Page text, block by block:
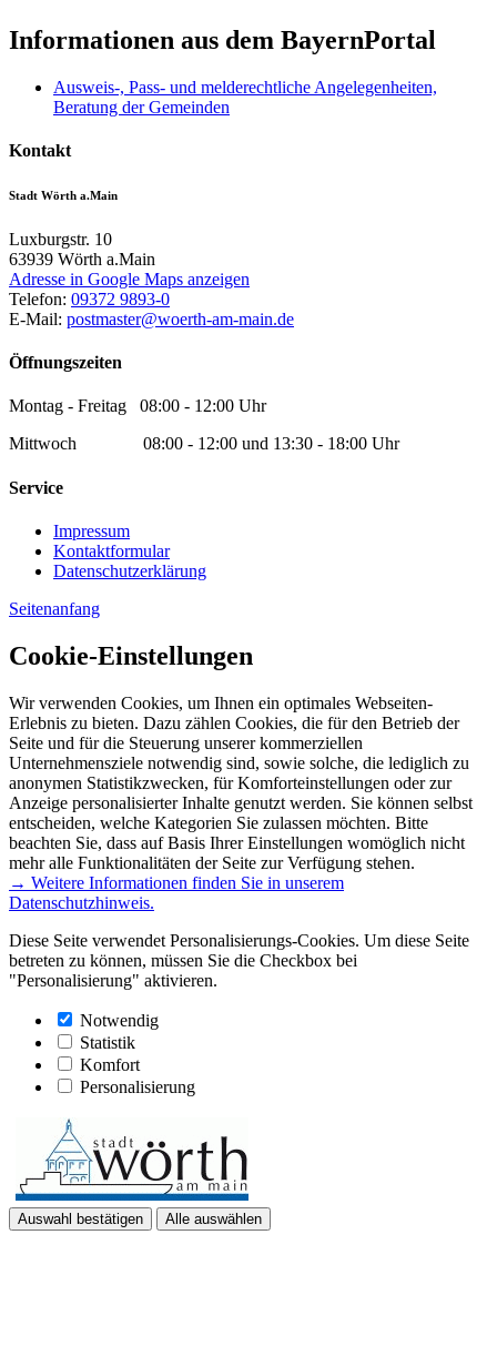
Informationen aus dem BayernPortal
Ausweis-, Pass- und melderechtliche Angelegenheiten,
Beratung der Gemeinden
Kontakt
Stadt Wörth a.Main
Luxburgstr. 10
63939 Wörth a.Main
Adresse in Google Maps anzeigen
Telefon: 09372 9893-0
E-Mail: postmaster@woerth-am-main.de
Öffnungszeiten
Montag - Freitag 08:00 - 12:00 Uhr
Mittwoch 08:00 - 12:00 und 13:30 - 18:00 Uhr
Service
Impressum
Kontaktformular
Datenschutzerklärung
Seitenanfang
Cookie-Einstellungen
Wir verwenden Cookies, um Ihnen ein optimales Webseiten-
Erlebnis zu bieten. Dazu zählen Cookies, die für den Betrieb der
Seite und für die Steuerung unserer kommerziellen
Unternehmensziele notwendig sind, sowie solche, die lediglich zu
anonymen Statistikzwecken, für Komforteinstellungen oder zur
Anzeige personalisierter Inhalte genutzt werden. Sie können selbst
entscheiden, welche Kategorien Sie zulassen möchten. Bitte
beachten Sie, dass auf Basis Ihrer Einstellungen womöglich nicht
mehr alle Funktionalitäten der Seite zur Verfügung stehen.
→ Weitere Informationen finden Sie in unserem
Datenschutzhinweis.
Diese Seite verwendet Personalisierungs-Cookies. Um diese Seite
betreten zu können, müssen Sie die Checkbox bei
"Personalisierung" aktivieren.
Notwendig
Statistik
Komfort
Personalisierung
Auswahl bestätigen Alle auswählen